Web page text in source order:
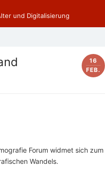
und Digitalisierung
16
FEB.
Forum widmet sich zum
Wandels.